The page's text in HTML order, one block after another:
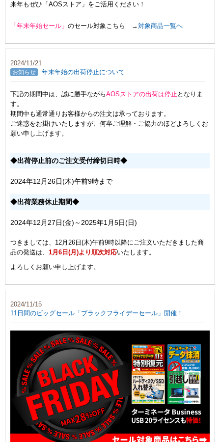
来年もぜひ「AOSストア」をご活用ください！
「年末年始セール」 のセール対象こちら →対象商品一覧へ
2024/11/21
お知らせ 年末年始の出荷停止について
下記の期間中は、誠に勝手ながらAOSストアの出荷は停止 となりま
す。
期間中も通常通りお客様からの注文は承っております。
ご迷惑をお掛けいたしますが、何卒ご理解・ご協力のほどよろしくお
願い申し上げます。
◆出荷停止前のご注文受付締切日時◆
2024年12月26日(木)午前9時まで
◆出荷業務休止期間◆
2024年12月27日(金)～2025年1月5日(日)
つきましては、12月26日(木)午前9時以降にご注文いただきました商
品の発送は、 1月6日(月)より順次対応いたします。
よろしくお願い申し上げます。
2024/11/15
11日間のビッグセール「ブラックフライデーセール」開催！